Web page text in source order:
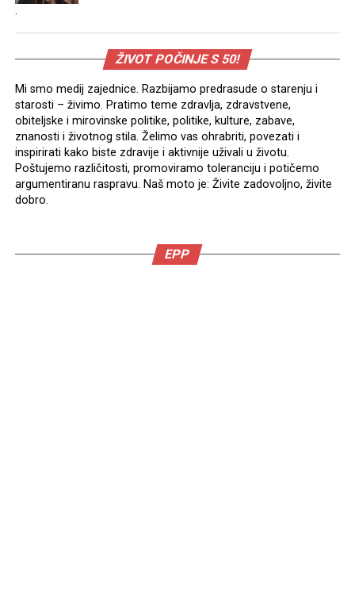
.
ŽIVOT POČINJE S 50!
Mi smo medij zajednice. Razbijamo predrasude o starenju i
starosti – živimo. Pratimo teme zdravlja, zdravstvene,
obiteljske i mirovinske politike, politike, kulture, zabave,
znanosti i životnog stila. Želimo vas ohrabriti, povezati i
inspirirati kako biste zdravije i aktivnije uživali u životu.
Poštujemo različitosti, promoviramo toleranciju i potičemo
argumentiranu raspravu. Naš moto je: Živite zadovoljno, živite
dobro.
EPP